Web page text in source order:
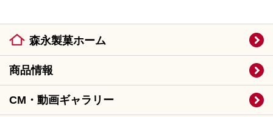
森永製菓ホーム
商品情報
CM・動画ギャラリー